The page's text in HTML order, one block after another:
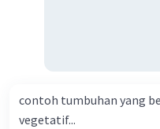
contoh tumbuhan yang
vegetatif...